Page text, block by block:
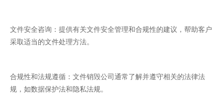
文件安全咨询：提供有关文件安全管理和合规性的建议，帮助客户
采取适当的文件处理方法。
合规性和法规遵循：文件销毁公司通常了解并遵守相关的法律法
规，如数据保护法和隐私法规。